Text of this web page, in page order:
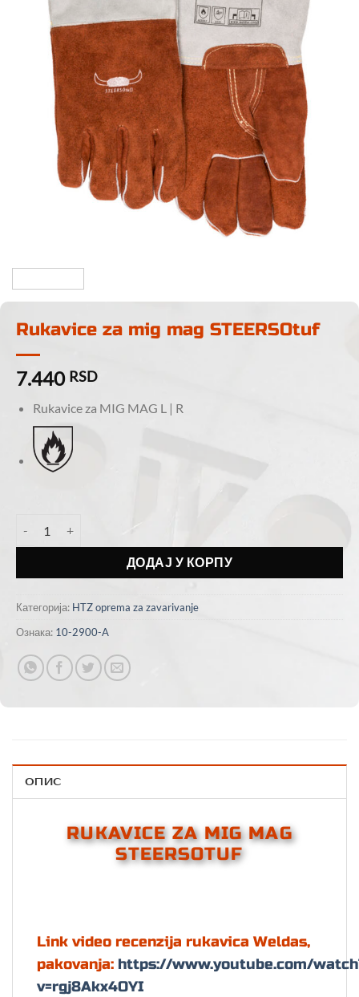
Rukavice za mig mag STEERSOtuf
7.440 RSD
Rukavice za MIG MAG L | R
ДОДАЈ У КОРПУ
Категорија: HTZ oprema za zavarivanje
Ознака: 10-2900-A
ОПИС
RUKAVICE ZA MIG MAG
STEERSOTUF
Link video recenzija rukavica Weldas,
pakovanja: https://www.youtube.com/
v=rgj8Akx4OYI